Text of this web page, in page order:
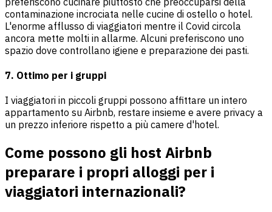
contaminazione incrociata nelle cucine di ostello o hotel.
L'enorme afflusso di viaggiatori mentre il Covid circola
ancora mette molti in allarme. Alcuni preferiscono uno
spazio dove controllano igiene e preparazione dei pasti.
7. Ottimo per i gruppi
I viaggiatori in piccoli gruppi possono affittare un intero
appartamento su Airbnb, restare insieme e avere privacy a
un prezzo inferiore rispetto a più camere d'hotel.
Come possono gli host Airbnb
preparare i propri alloggi per i
viaggiatori internazionali?